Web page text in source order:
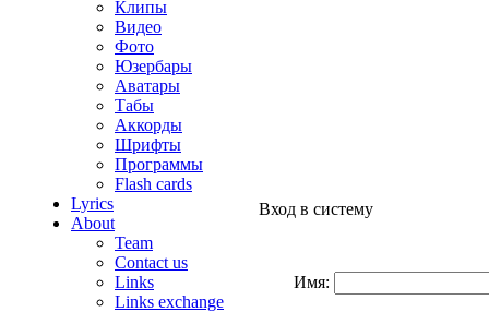
Клипы
Видео
Фото
Юзербары
Аватары
Табы
Аккорды
Шрифты
Программы
Flash cards
Lyrics
About
Team
Contact us
Links
Links exchange
Вход в систему
Имя: